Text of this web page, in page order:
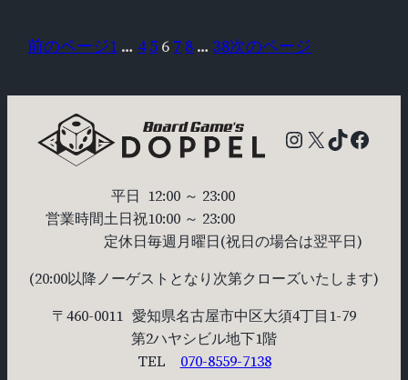
前のページ1 … 45 6 7 8 … 38次のページ
Instagram
X TikTok
営業時間
平日
土日祝
定休日
12:00 ～ 23:00
10:00 ～ 23:00
毎週月曜日(祝日の場合は翌平日)
(20:00以降ノーゲストとなり次第クローズいたします)
〒460-0011 愛知県名古屋市中区大須4丁目1-79
第2ハヤシビル地下1階
TEL 070-8559-7138